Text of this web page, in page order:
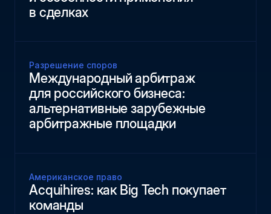
в сделках
Разрешение споров
Международный арбитраж
для российского бизнеса:
альтернативные зарубежные
арбитражные площадки
Американское право
Acquihires: как Big Tech покупает
команды